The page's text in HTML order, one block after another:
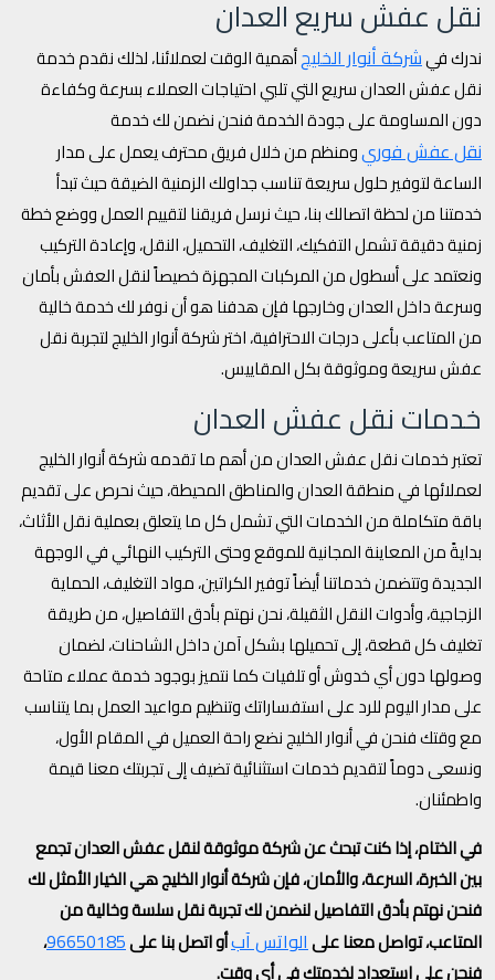
نقل عفش سريع العدان
ندرك فيشركة أنوار الخليجأهمية الوقت لعملائنا، لذلك نقدم خدمة
نقل عفش العدان سريع التي تلبي احتياجات العملاء بسرعة وكفاءة
دون المساومة على جودة الخدمة فنحن نضمن لك خدمة
نقل عفش فوريومنظم من خلال فريق محترف يعمل على مدار
الساعة لتوفير حلول سريعة تناسب جداولك الزمنية الضيقة حيث تبدأ
خدمتنا من لحظة اتصالك بنا، حيث نرسل فريقنا لتقييم العمل ووضع خطة
زمنية دقيقة تشمل التفكيك، التغليف، التحميل، النقل، وإعادة التركيب
ونعتمد على أسطول من المركبات المجهزة خصيصاً لنقل العفش بأمان
وسرعة داخل العدان وخارجها فإن هدفنا هو أن نوفر لك خدمة خالية
من المتاعب بأعلى درجات الاحترافية، اختر شركة أنوار الخليج لتجربة نقل
عفش سريعة وموثوقة بكل المقاييس.
خدمات نقل عفش العدان
تعتبر خدمات نقل عفش العدان من أهم ما تقدمه شركة أنوار الخليج
لعملائها في منطقة العدان والمناطق المحيطة، حيث نحرص على تقديم
باقة متكاملة من الخدمات التي تشمل كل ما يتعلق بعملية نقل الأثاث،
بدايةً من المعاينة المجانية للموقع وحتى التركيب النهائي في الوجهة
الجديدة وتتضمن خدماتنا أيضاً توفير الكراتين، مواد التغليف، الحماية
الزجاجية، وأدوات النقل الثقيلة، نحن نهتم بأدق التفاصيل، من طريقة
تغليف كل قطعة، إلى تحميلها بشكل آمن داخل الشاحنات، لضمان
وصولها دون أي خدوش أو تلفيات كما نتميز بوجود خدمة عملاء متاحة
على مدار اليوم للرد على استفساراتك وتنظيم مواعيد العمل بما يتناسب
مع وقتك فنحن في أنوار الخليج نضع راحة العميل في المقام الأول،
ونسعى دوماً لتقديم خدمات استثنائية تضيف إلى تجربتك معنا قيمة
واطمئنان.
في الختام، إذا كنت تبحث عن شركة موثوقة لنقل عفش العدان تجمع
بين الخبرة، السرعة، والأمان، فإن شركة أنوار الخليج هي الخيار الأمثل لك
فنحن نهتم بأدق التفاصيل لنضمن لك تجربة نقل سلسة وخالية من
المتاعب، تواصل معنا علىالواتس آبأو اتصل بنا على96650185،
فنحن على استعداد لخدمتك في أي وقت.